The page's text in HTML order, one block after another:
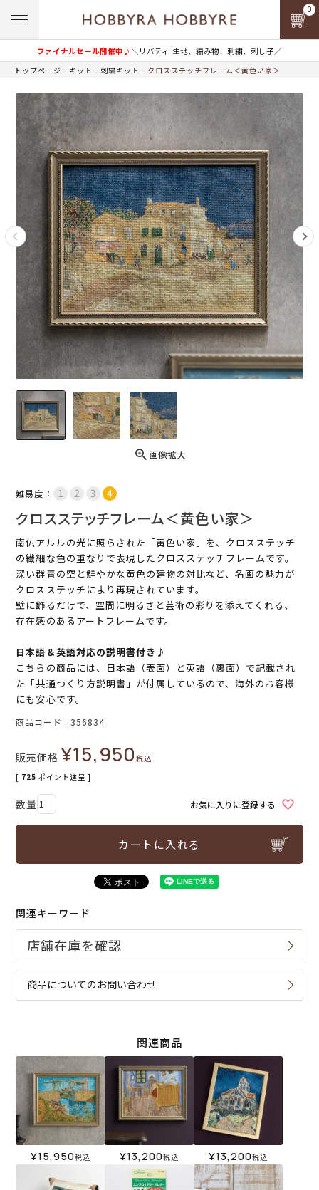
ファイナルセール開催中♪＼リバティ 生地、編み物、刺繍、刺し子／
0
トップページ キット 刺繍キット クロスステッチフレーム＜黄色い家＞
画像拡大
難易度：
クロスステッチフレーム＜黄色い家＞
南仏アルルの光に照らされた「黄色い家」を、クロスステッチ
の繊細な色の重なりで表現したクロスステッチフレームです。
深い群青の空と鮮やかな黄色の建物の対比など、名画の魅力が
クロスステッチにより再現されています。
壁に飾るだけで、空間に明るさと芸術の彩りを添えてくれる、
存在感のあるアートフレームです。
日本語＆英語対応の説明書付き♪
こちらの商品には、日本語（表面）と英語（裏面）で記載され
た「共通つくり方説明書」が付属しているので、海外のお客様
にも安心です。
商品コード 356834
販売価格 ¥15,950税込
[ 725 ポイント進呈 ]
お気に入りに登録する
カートに入れる
関連キーワード
商品についてのお問い合わせ
関連商品
¥15,950税込 ¥13,200税込 ¥13,200税込